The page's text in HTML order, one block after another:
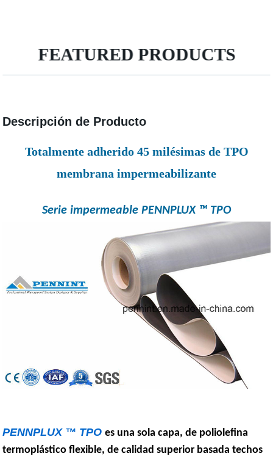
FEATURED PRODUCTS
Descripción de Producto
Totalmente adherido 45 milésimas de TPO
membrana impermeabilizante
Serie impermeable PENNPLUX ™ TPO
PENNPLUX ™ TPOes una sola capa, de poliolefina
termoplástico flexible, de calidad superior basada techos